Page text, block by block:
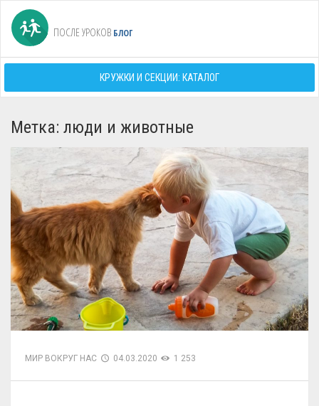
ПОСЛЕ УРОКОВ БЛОГ
КРУЖКИ И СЕКЦИИ: КАТАЛОГ
Метка: люди и животные
МИР ВОКРУГ НАС 04.03.2020 1 253